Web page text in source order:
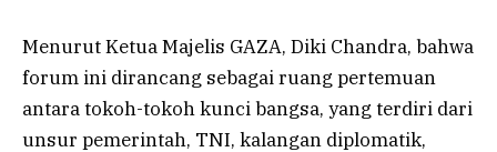
Menurut Ketua Majelis GAZA, Diki Chandra, bahwa
forum ini dirancang sebagai ruang pertemuan
antara tokoh-tokoh kunci bangsa, yang terdiri dari
unsur pemerintah, TNI, kalangan diplomatik,